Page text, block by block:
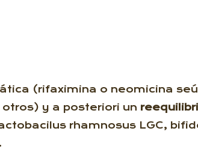
(rifaximina o neomicina
y a posteriori un
rhamnosus LGC,